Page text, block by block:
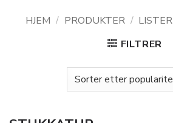
HJEM / PRODUKTER / LISTER
FILTRER